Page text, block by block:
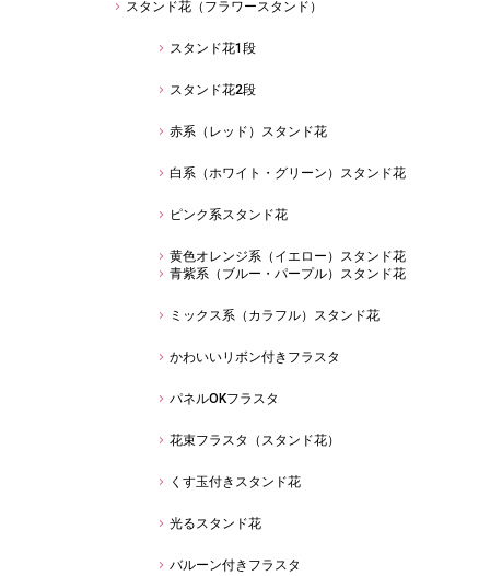
スタンド花（フラワースタンド）
スタンド花1段
スタンド花2段
赤系（レッド）スタンド花
白系（ホワイト・グリーン）スタンド花
ピンク系スタンド花
黄色オレンジ系（イエロー）スタンド花
青紫系（ブルー・パープル）スタンド花
ミックス系（カラフル）スタンド花
かわいいリボン付きフラスタ
パネルOKフラスタ
花束フラスタ（スタンド花）
くす玉付きスタンド花
光るスタンド花
バルーン付きフラスタ